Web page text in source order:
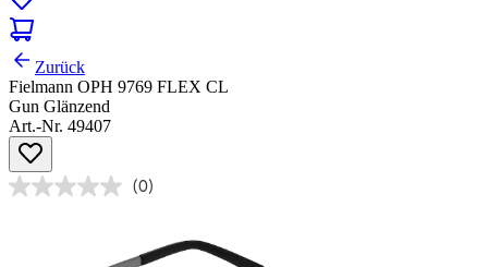
Zurück
Fielmann OPH 9769 FLEX CL
Gun Glänzend
Art.-Nr. 49407
(0)